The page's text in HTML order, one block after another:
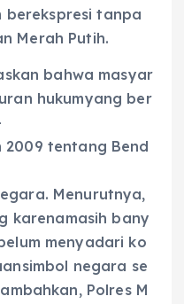
berekspresi tanpa
Merah Putih.
bahwa masyar
hukumyang ber
2009 tentang Bend
Menurutnya,
karenamasih bany
menyadari ko
negara se
Polres M